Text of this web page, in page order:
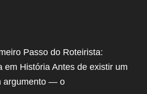
Passo do Roteirista:
em História Antes de existir um
argumento — o